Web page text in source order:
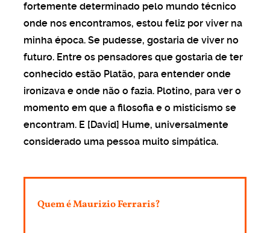
fortemente determinado pelo mundo técnico
onde nos encontramos, estou feliz por viver na
minha época. Se pudesse, gostaria de viver no
futuro. Entre os pensadores que gostaria de ter
conhecido estão Platão, para entender onde
ironizava e onde não o fazia. Plotino, para ver o
momento em que a filosofia e o misticismo se
encontram. E [David] Hume, universalmente
considerado uma pessoa muito simpática.
Quem é Maurizio Ferraris?